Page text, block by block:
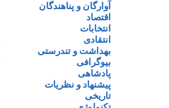
آوارگان و پناهندگان
اقتصاد
انتخابات
انتقادی
بهداشت و تندرستی
بیوگرافی
پادشاهی
پیشنهاد و نظریات
تاریخی